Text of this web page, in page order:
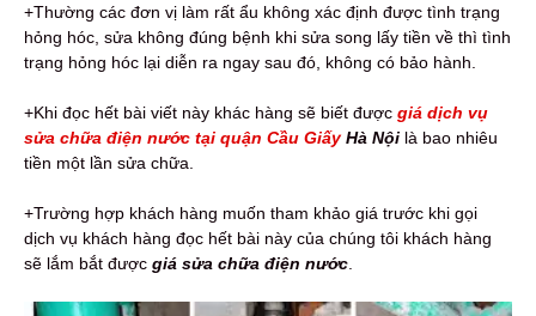
+Thường các đơn vị làm rất ẩu không xác định được tình trạng
hỏng hóc, sửa không đúng bệnh khi sửa song lấy tiền về thì tình
trạng hỏng hóc lại diễn ra ngay sau đó, không có bảo hành.
+Khi đọc hết bài viết này khác hàng sẽ biết được giá dịch vụ
sửa chữa điện nước tại quận Cầu GiấyHà Nội là bao nhiêu
tiền một lần sửa chữa.
+Trường hợp khách hàng muốn tham khảo giá trước khi gọi
dịch vụ khách hàng đọc hết bài này của chúng tôi khách hàng
sẽ lắm bắt được giá sửa chữa điện nước